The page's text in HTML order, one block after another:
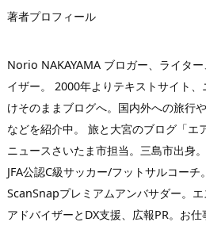
著者プロフィール
Norio NAKAYAMA ブロガー、ライタ
イザー。 2000年よりテキストサイト
けそのままブログへ。国内外への旅行
などを紹介中。 旅と大宮のブログ「エ
ニュースさいたま市担当。三島市出身
JFA公認C級サッカー/フットサルコーチ
ScanSnapプレミアムアンバサダー。
アドバイザーとDX支援、広報PR。お仕